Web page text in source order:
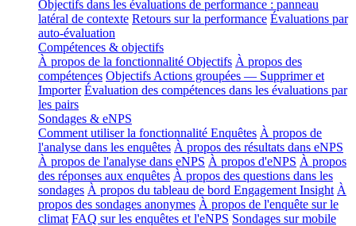
Objectifs dans les évaluations de performance : panneau
latéral de contexte Retours sur la performance Évaluations par
auto-évaluation
Compétences & objectifs
À propos de la fonctionnalité Objectifs À propos des
compétences Objectifs Actions groupées — Supprimer et
Importer Évaluation des compétences dans les évaluations par
les pairs
Sondages & eNPS
Comment utiliser la fonctionnalité Enquêtes À propos de
l'analyse dans les enquêtes À propos des résultats dans eNPS
À propos de l'analyse dans eNPS À propos d'eNPS À propos
des réponses aux enquêtes À propos des questions dans les
sondages À propos du tableau de bord Engagement Insight À
propos des sondages anonymes À propos de l'enquête sur le
climat FAQ sur les enquêtes et l'eNPS Sondages sur mobile